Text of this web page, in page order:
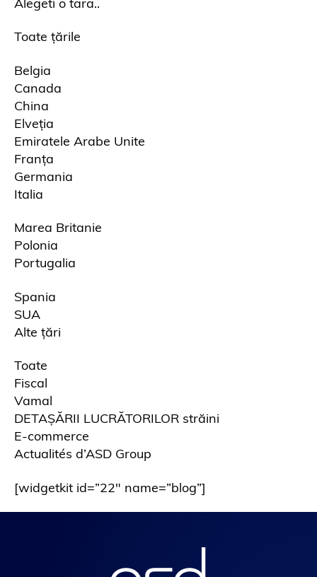
Toate țările
Belgia
Canada
China
Elveția
Emiratele Arabe Unite
Franța
Germania
Italia
Marea Britanie
Polonia
Portugalia
Spania
SUA
Alte țări
Toate
Fiscal
Vamal
DETAȘĂRII LUCRĂTORILOR străini
E-commerce
Actualités d’ASD Group
[widgetkit id=”22″ name=”blog”]